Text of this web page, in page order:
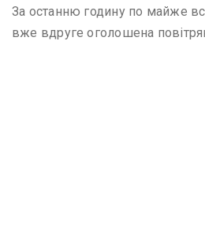
За останню годину по майже
вже вдруге оголошена